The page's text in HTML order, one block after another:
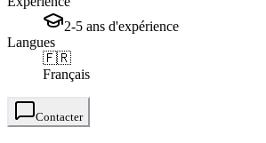
2-5 ans d'expérience
Langues
🇫🇷
Français
Contacter